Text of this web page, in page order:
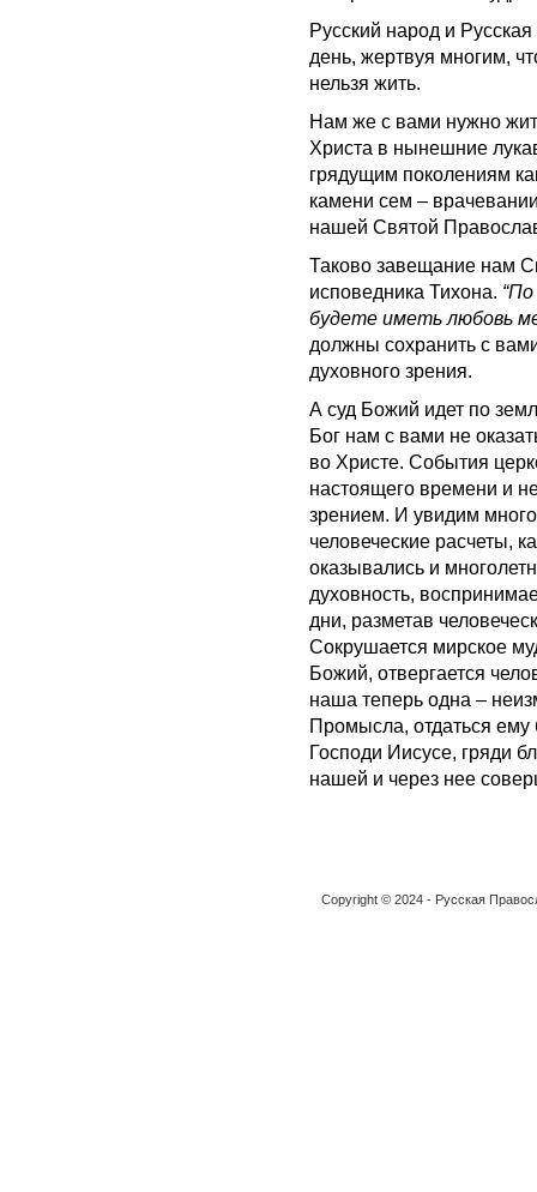
Русский народ и
день, жертвуя многим,
нельзя жить.
Нам же с вами нужно
Христа в нынешние
грядущим поколениям
камени сем –
нашей Святой
Таково завещание нам
исповедника Тихона.
будете иметь любовь
должны сохранить с
духовного зрения.
А суд Божий идет по
Бог нам с вами не
во Христе. События
настоящего времени и
зрением. И увидим
человеческие расчеты,
оказывались и
духовность,
дни, разметав
Сокрушается мирское
Божий, отвергается
наша теперь одна –
Промысла, отдаться ему
Господи Иисусе, гряди
нашей и через нее
Copyright © 2024 - Русская